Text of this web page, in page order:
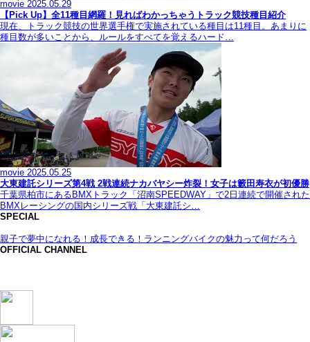
movie 2025.05.29
【Pick Up】全11種目網羅！見ればわかっちゃうトラック競技種目紹介
現在、トラック競技の世界選手権で実施されている種目は11種目。あまりに
種目数が多いことから、ルールをすべてを覚えるハード…
movie 2025.05.25
大東建託シリーズ第4戦 2戦連続ナカバヤシー炸裂！女子は籔田寿衣が初優勝
千葉県柏市にあるBMXトラック「沼南SPEEDWAY」で2日連続で開催された
BMXレーシングの国内シリーズ戦「大東建託シ…
SPECIAL
親子で夢中になれる！成長できる！ランニングバイクの魅力って何だろう
OFFICIAL CHANNEL